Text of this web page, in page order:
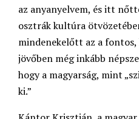
az anyanyelvem, és itt
osztrák kultúra
mindenekelőtt az a
jövőben még inkább
hogy a magyarság, mint
ki.”